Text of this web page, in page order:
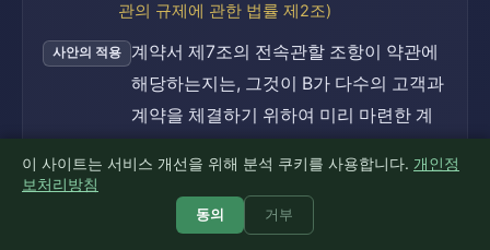
관의 규제에 관한 법률 제2조)
사안의 적용
계약서 제7조의 전속관할 조항이 약관에
해당하는지는, 그것이 B가 다수의 고객과
계약을 체결하기 위하여 미리 마련한 계
소결
약관은 다수 상대방을 위하여 미리 마련한 계
약내용을 말한다.
이 사이트는 서비스 개선을 위해 분석 쿠키를 사용합니다. 개인정
보처리방침
동의 거부